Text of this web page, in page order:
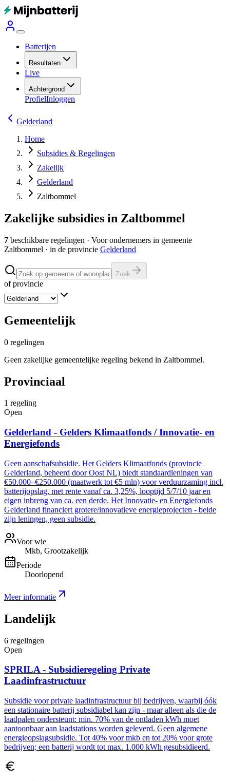
Batterijen
Resultaten
Live
Achtergrond
ProfielInloggen
Gelderland
Home
Subsidies & Regelingen
Zakelijk
Gelderland
Zaltbommel
Zakelijke subsidies in Zaltbommel
7 beschikbare regelingen · Voor ondernemers in gemeente
Zaltbommel · in de provincie Gelderland
Zoek
of provincie
Gemeentelijk
0 regelingen
Geen zakelijke gemeentelijke regeling bekend in Zaltbommel.
Provinciaal
1 regeling
Open
Gelderland - Gelders Klimaatfonds / Innovatie- en
Energiefonds
Geen aanschafsubsidie. Het Gelders Klimaatfonds (provincie
Gelderland, beheerd door Oost NL) biedt standaardleningen van
€50.000–€250.000 (maatwerk tot €5 mln) voor verduurzaming incl.
batterijopslag, met rente vanaf ca. 3,25%, looptijd 5/7/10 jaar en
eigen inbreng van ca. een derde. Het Innovatie- en Energiefonds
Gelderland financiert grotere/innovatieve energieprojecten - beide
zijn leningen, geen subsidie.
Voor wie
Mkb, Grootzakelijk
Periode
Doorlopend
Meer informatie
Landelijk
6 regelingen
Open
SPRILA - Subsidieregeling Private
Laadinfrastructuur
Subsidie voor private laadinfrastructuur bij bedrijven, waarbij óók
een stationaire batterij subsidiabel kan zijn - maar alleen als die de
laadpalen ondersteunt: min. 70% van de ontladen kWh moet
aantoonbaar aan laadstations worden geleverd. Geen algemene
energieopslagsubsidie. Tot 40% voor mkb en tot 20% voor grote
bedrijven; een batterij wordt tot max. 1.000 kWh gesubsidieerd.